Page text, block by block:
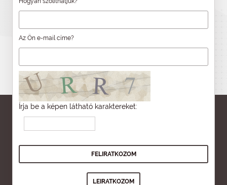
Az Ön e-mail címe?
Írja be a képen látható karaktereket: